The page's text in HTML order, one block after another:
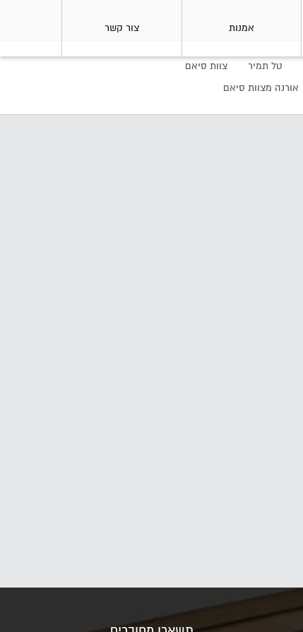
אמנות צור קשר
צוות סיאם טל תמיר
אורנה מצוות סיאם